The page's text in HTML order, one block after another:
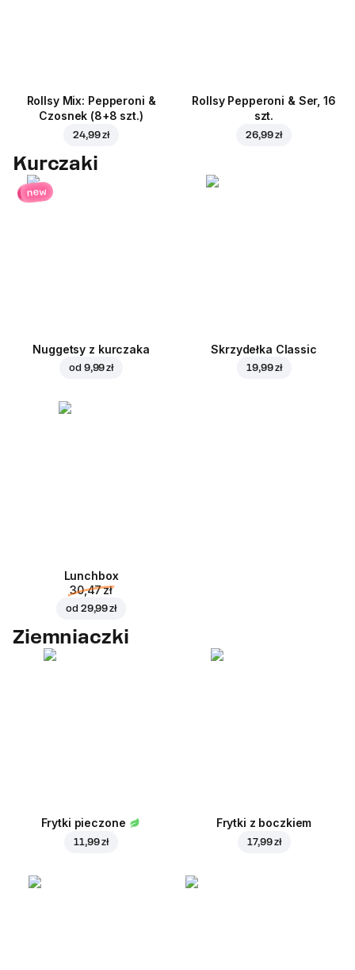
Rollsy Mix: Pepperoni &
Czosnek (8+8 szt.)
24,99 zł
Rollsy Pepperoni & Ser, 16
szt.
26,99 zł
Kurczaki
new
Nuggetsy z kurczaka
od 9,99 zł
Skrzydełka Classic
19,99 zł
Lunchbox
30,47 zł
od 29,99 zł
Ziemniaczki
Frytki pieczone
11,99 zł
Frytki z boczkiem
17,99 zł